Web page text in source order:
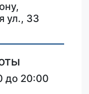
ул., 33
до 20:00